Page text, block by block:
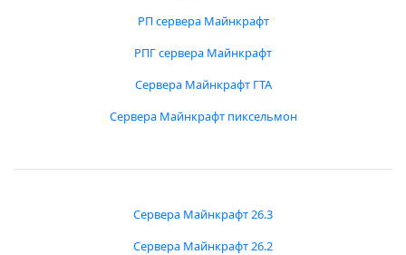
РП сервера Майнкрафт
РПГ сервера Майнкрафт
Сервера Майнкрафт ГТА
Сервера Майнкрафт пиксельмон
Сервера Майнкрафт 26.3
Сервера Майнкрафт 26.2